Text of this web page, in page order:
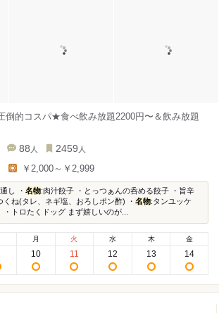
倒的コスパ★食べ飲み放題2200円〜＆飲み放題
88 人 2459 人
￥2,000～￥2,999
し ・ 名物:肉汁餃子 ・とっつぁんの呑める餃子 ・旨辛
くね(タレ、ネギ塩、おろしポン酢) ・ 名物:タンユッケ
・トロたくドッグ まず嬉しいのが...
月
10
火
11
水
12
木
13
金
14